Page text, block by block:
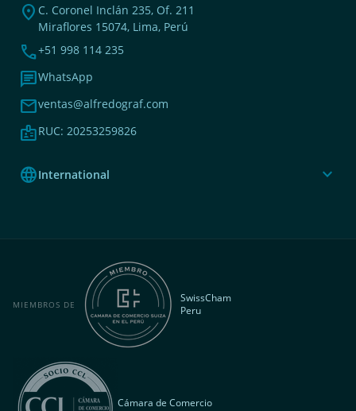
location_on C. Coronel Inclán 235, Of. 211
Miraflores 15074, Lima, Perú
phone+51 998 114 235
chatWhatsApp
mailventas@alfredograf.com
badgeRUC: 20253259826
languageInternational expand_more
MIEMBROS DE
SwissCham
Peru
Cámara de Comercio